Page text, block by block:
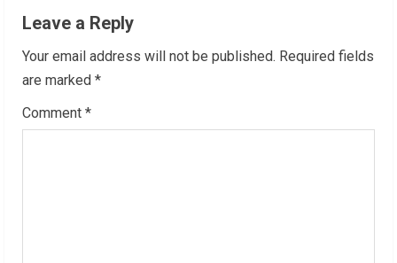
e
R
e
Leave a Reply
Your email address will not be published. Required fields
are marked *
Comment *